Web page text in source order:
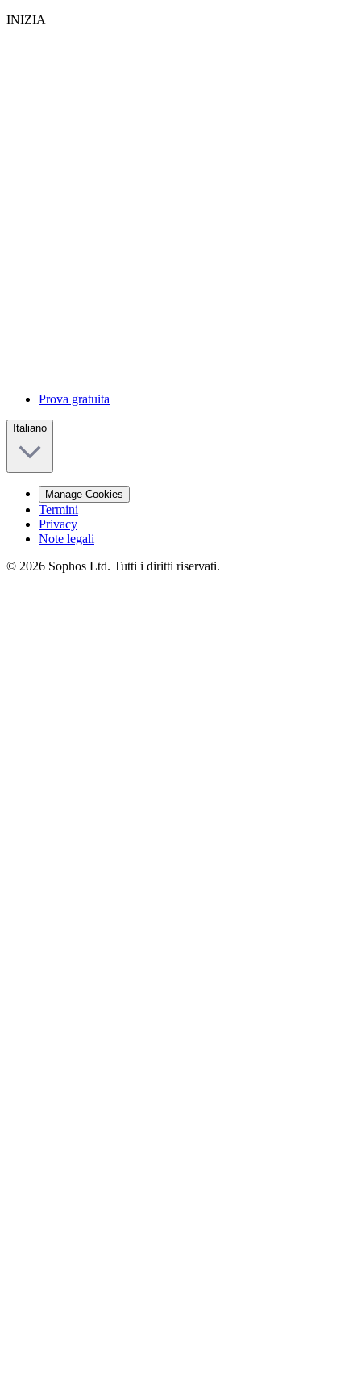
INIZIA
Prova gratuita
Italiano
Manage Cookies
Termini
Privacy
Note legali
© 2026 Sophos Ltd. Tutti i diritti riservati.